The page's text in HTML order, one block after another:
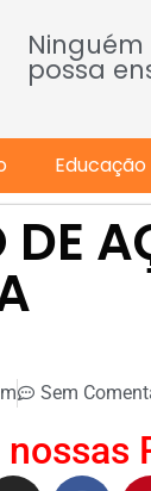
possa
DE
Sem
nossas